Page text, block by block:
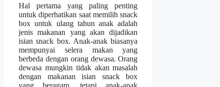
Hal pertama yang paling penting
untuk diperhatikan saat memilih snack
box untuk ulang tahun anak adalah
jenis makanan yang akan dijadikan
isian snack box. Anak-anak biasanya
mempunyai selera makan yang
berbeda dengan orang dewasa. Orang
dewasa mungkin tidak akan masalah
dengan makanan isian snack box
yang beragam, tetapi anak-anak